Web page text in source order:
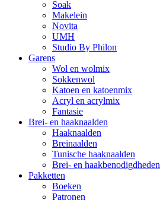
Soak
Makelein
Novita
UMH
Studio By Philon
Garens
Wol en wolmix
Sokkenwol
Katoen en katoenmix
Acryl en acrylmix
Fantasie
Brei- en haaknaalden
Haaknaalden
Breinaalden
Tunische haaknaalden
Brei- en haakbenodigdheden
Pakketten
Boeken
Patronen